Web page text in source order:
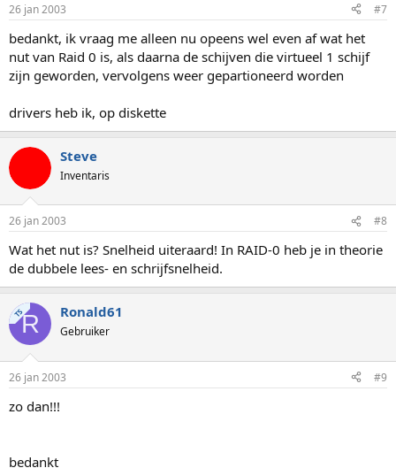
26 jan 2003 #7
bedankt, ik vraag me alleen nu opeens wel even af wat het
nut van Raid 0 is, als daarna de schijven die virtueel 1 schijf
zijn geworden, vervolgens weer gepartioneerd worden
drivers heb ik, op diskette
Steve
Inventaris
26 jan 2003 #8
Wat het nut is? Snelheid uiteraard! In RAID-0 heb je in theorie
de dubbele lees- en schrijfsnelheid.
TSR Ronald61
Gebruiker
26 jan 2003 #9
zo dan!!!
bedankt